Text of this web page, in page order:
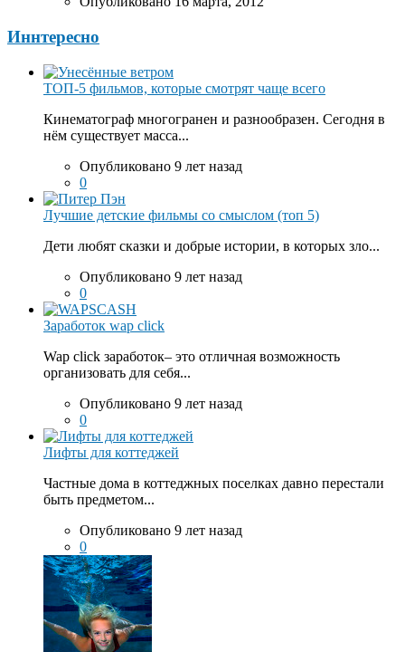
Иннтересно
ТОП-5 фильмов, которые смотрят чаще всего
Кинематограф многогранен и разнообразен. Сегодня в
нём существует масса...
Опубликовано 9 лет назад
0
Лучшие детские фильмы со смыслом (топ 5)
Дети любят сказки и добрые истории, в которых зло...
Опубликовано 9 лет назад
0
Заработок wap click
Wap click заработок– это отличная возможность
организовать для себя...
Опубликовано 9 лет назад
0
Лифты для коттеджей
Частные дома в коттеджных поселках давно перестали
быть предметом...
Опубликовано 9 лет назад
0